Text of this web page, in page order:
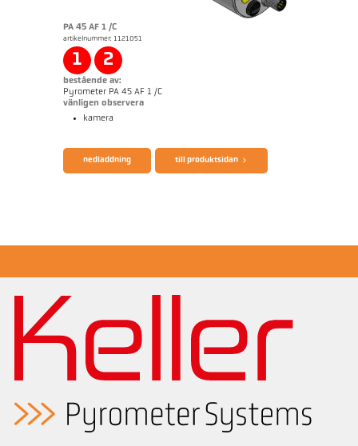
PA 45 AF 1 /C
artikelnummer: 1121051
1 2
bestående av:
Pyrometer PA 45 AF 1 /C
vänligen observera
kamera
applikationsrapport Semiconductor industry
nedladdning till produktsidan